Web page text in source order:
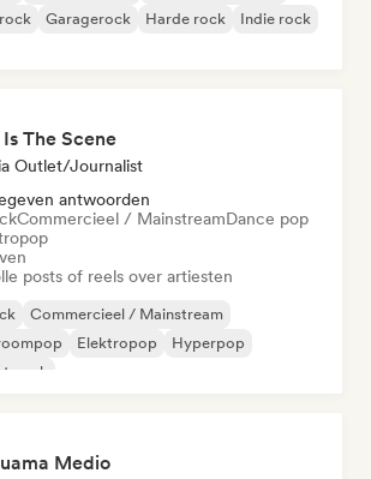
Garagerock Harde rock
Indie rock
The Scene
Outlet/Journalist
antwoorden
Commercieel / MainstreamDance pop
posts of reels over artiesten
Commercieel / Mainstream
Elektropop
Hyperpop
punk
Medio